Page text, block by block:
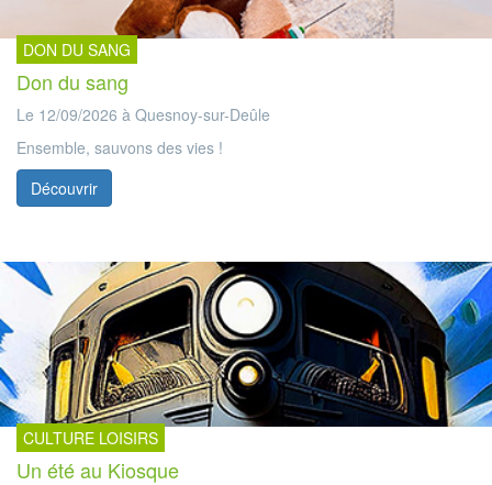
DON DU SANG
Don du sang
Le 12/09/2026 à Quesnoy-sur-Deûle
Ensemble, sauvons des vies !
Découvrir
CULTURE LOISIRS
Un été au Kiosque